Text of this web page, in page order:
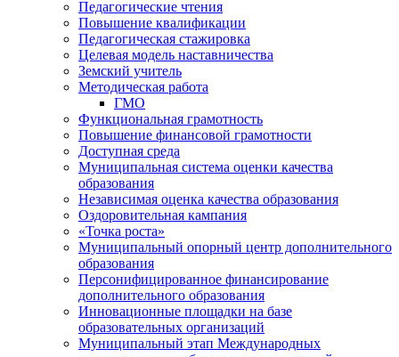
Педагогические чтения
Повышение квалификации
Педагогическая стажировка
Целевая модель наставничества
Земский учитель
Методическая работа
ГМО
Функциональная грамотность
Повышение финансовой грамотности
Доступная среда
Муниципальная система оценки качества
образования
Независимая оценка качества образования
Оздоровительная кампания
«Точка роста»
Муниципальный опорный центр дополнительного
образования
Персонифицированное финансирование
дополнительного образования
Инновационные площадки на базе
образовательных организаций
Муниципальный этап Международных